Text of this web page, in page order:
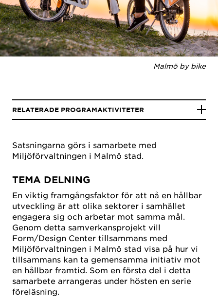
Malmö by bike
Satsningarna görs i samarbete med
Miljöförvaltningen i Malmö stad.
TEMA DELNING
En viktig framgångsfaktor för att nå en hållbar
utveckling är att olika sektorer i samhället
engagera sig och arbetar mot samma mål.
Genom detta samverkansprojekt vill
Form/Design Center tillsammans med
Miljöförvaltningen i Malmö stad visa på hur vi
tillsammans kan ta gemensamma initiativ mot
en hållbar framtid. Som en första del i detta
samarbete arrangeras under hösten en serie
föreläsning.
RELATERADE PROGRAMAKTIVITETER